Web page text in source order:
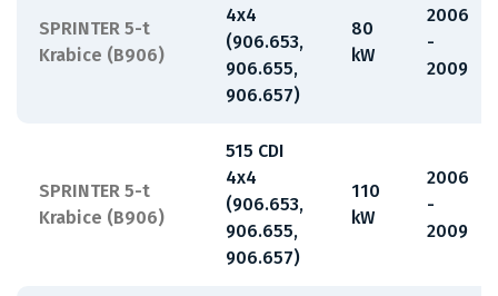
SPRINTER 5-t
Krabice (B906)
4x4
(906.653,
906.655,
906.657)
80
kW
2006
-
2009
SPRINTER 5-t
Krabice (B906)
515 CDI
4x4
(906.653,
906.655,
906.657)
110
kW
2006
-
2009